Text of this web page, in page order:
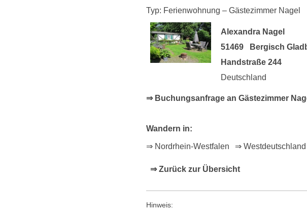
Typ: Ferienwohnung – Gästezimmer Nagel
Alexandra Nagel
51469 Bergisch
Handstraße 244
Deutschland
⇒ Buchungsanfrage an Gästezimmer
Wandern in:
⇒ Nordrhein-Westfalen ⇒ Westdeutschland
⇒ Zurück zur Übersicht
Hinweis: